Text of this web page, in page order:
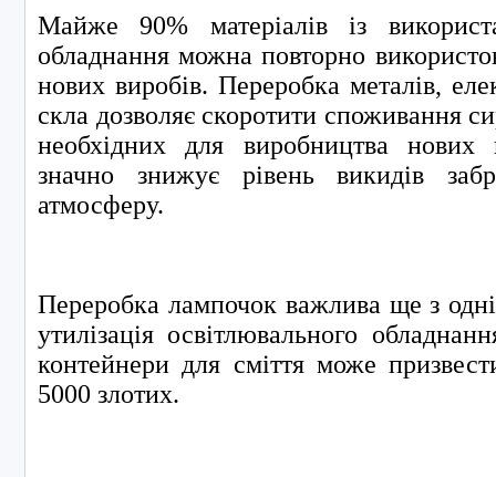
Майже 90% матеріалів із
обладнання можна повторно
нових виробів. Переробка металів,
скла дозволяє скоротити споживання
необхідних для виробництва
значно знижує рівень викидів
атмосферу.
Переробка лампочок важлива ще з
утилізація освітлювального
контейнери для сміття може
5000 злотих.